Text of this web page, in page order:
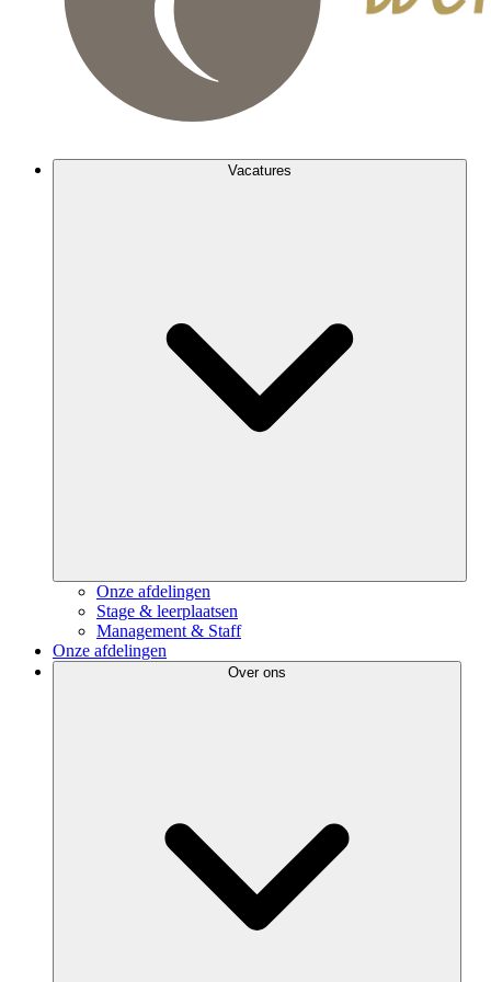
Vacatures
Onze afdelingen
Stage & leerplaatsen
Management & Staff
Onze afdelingen
Over ons